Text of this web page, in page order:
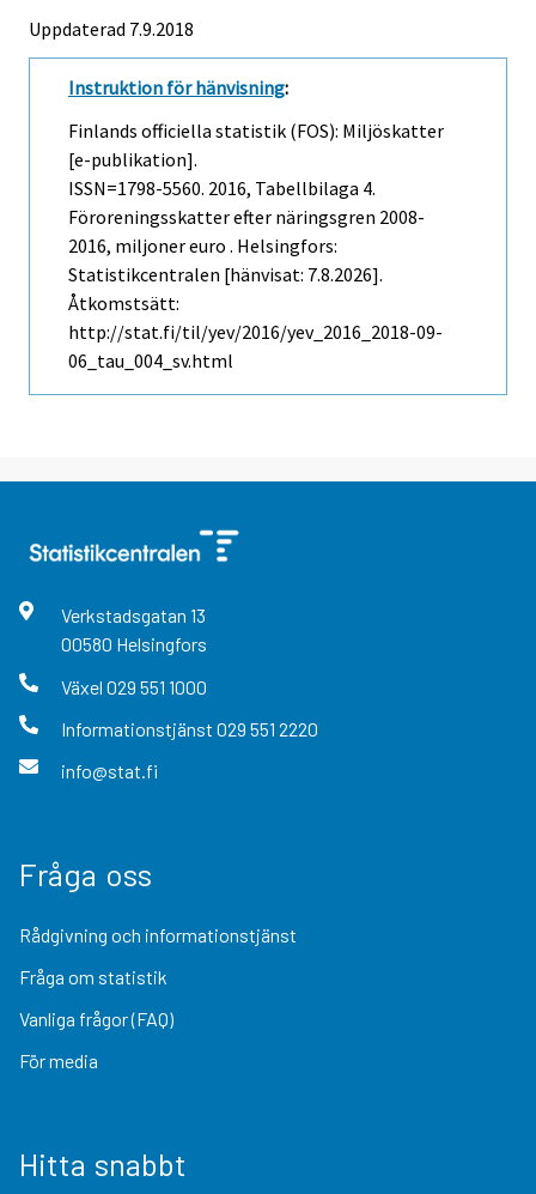
Uppdaterad 7.9.2018
Instruktion för hänvisning:
Finlands officiella statistik (FOS): Miljöskatter
[e-publikation].
ISSN=1798-5560. 2016, Tabellbilaga 4.
Föroreningsskatter efter näringsgren 2008-
2016, miljoner euro . Helsingfors:
Statistikcentralen [hänvisat: 7.8.2026].
Åtkomstsätt:
http://stat.fi/til/yev/2016/yev_2016_2018-09-
06_tau_004_sv.html
Verkstadsgatan 13
00580 Helsingfors
Växel 029 551 1000
Informationstjänst 029 551 2220
info@stat.fi
Fråga oss
Rådgivning och informationstjänst
Fråga om statistik
Vanliga frågor (FAQ)
För media
Hitta snabbt